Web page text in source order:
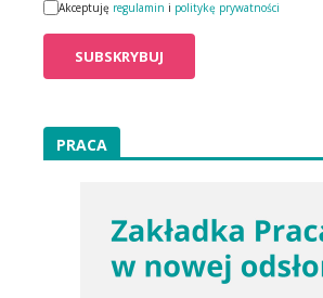
Akceptuję regulamin i politykę prywatności
PRACA